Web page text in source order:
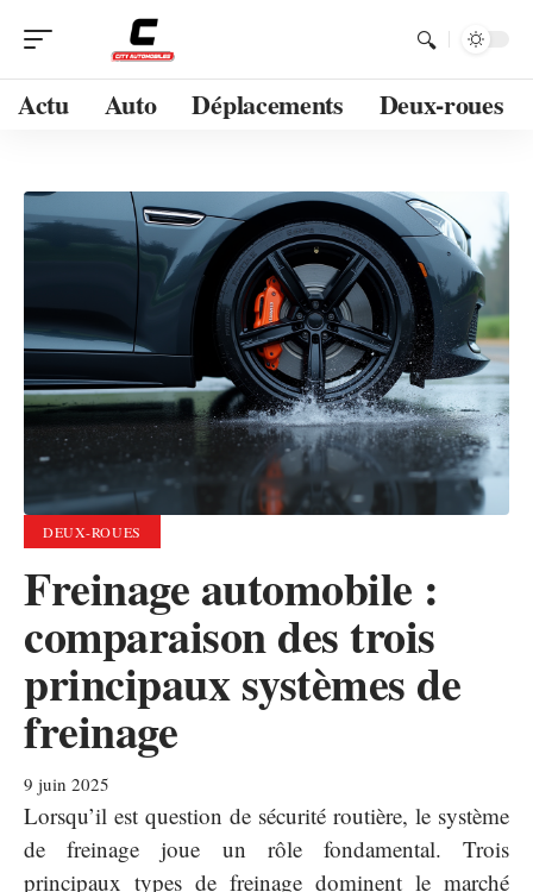
Actu Auto Déplacements Deux-roues
DEUX-ROUES
Freinage automobile :
comparaison des trois
principaux systèmes de
freinage
9 juin 2025
Lorsqu’il est question de sécurité routière, le système
de freinage joue un rôle fondamental. Trois
principaux types de freinage dominent le marché